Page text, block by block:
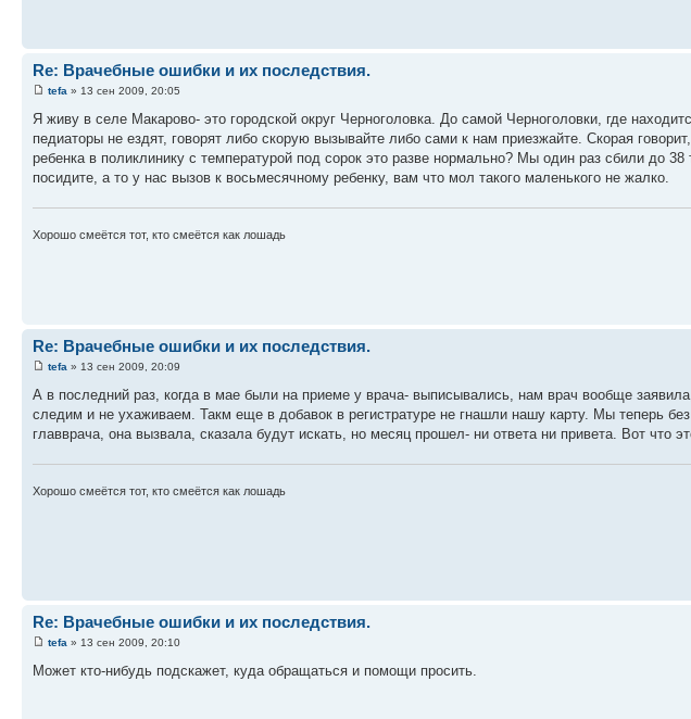
Re: Врачебные ошибки и их последствия.
tefa » 13 сен 2009, 20:05
Я живу в селе Макарово- это городской округ Черноголовка. До самой Черноголовки, где
педиаторы не ездят, говорят либо скорую вызывайте либо сами к нам приезжайте. Скорая
ребенка в поликлинику с температурой под сорок это разве нормально? Мы один раз сбили до
посидите, а то у нас вызов к восьмесячному ребенку, вам что мол такого маленького не жалко.
Хорошо смеётся тот, кто смеётся как лошадь
Re: Врачебные ошибки и их последствия.
tefa » 13 сен 2009, 20:09
А в последний раз, когда в мае были на приеме у врача- выписывались, нам врач вообще
следим и не ухаживаем. Такм еще в добавок в регистратуре не гнашли нашу карту. Мы теперь
главврача, она вызвала, сказала будут искать, но месяц прошел- ни ответа ни привета. Вот что
Хорошо смеётся тот, кто смеётся как лошадь
Re: Врачебные ошибки и их последствия.
tefa » 13 сен 2009, 20:10
Может кто-нибудь подскажет, куда обращаться и помощи просить.